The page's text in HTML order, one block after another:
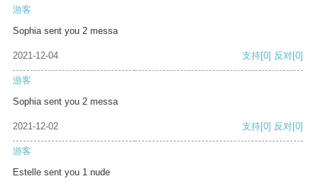
游客
Sophia sent you 2 messa
2021-12-04 支持[0] 反对[0]
游客
Sophia sent you 2 messa
2021-12-02 支持[0] 反对[0]
游客
Estelle sent you 1 nude